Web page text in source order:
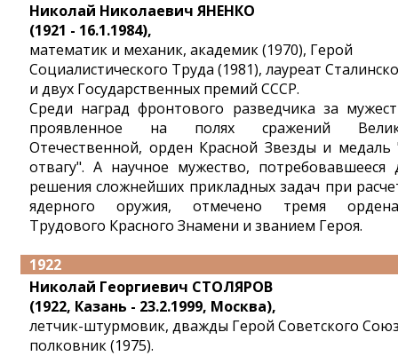
Николай Николаевич ЯНЕНКО
(1921 - 16.1.1984),
математик и механик, академик (1970), Герой
Социалистического Труда (1981), лауреат
и двух Государственных премий СССР.
Среди наград фронтового разведчика за
проявленное на полях сражений
Отечественной, орден Красной Звезды и медаль
отвагу". А научное мужество, потребовавшееся
решения сложнейших прикладных задач при
ядерного оружия, отмечено тремя
Трудового Красного Знамени и званием Героя.
1922
Николай Георгиевич СТОЛЯРОВ
(1922, Казань - 23.2.1999, Москва),
летчик-штурмовик, дважды Герой Советского
полковник (1975).